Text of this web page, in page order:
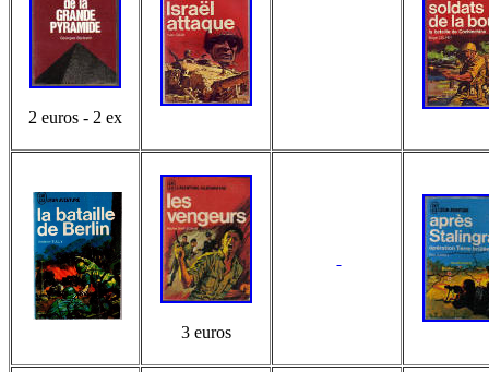
2 euros - 2 ex
3 euros